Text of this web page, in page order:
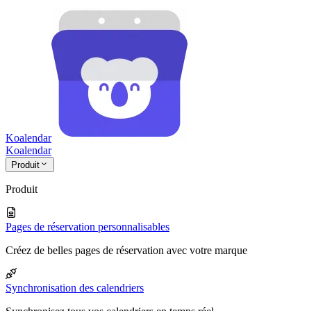
Koalendar
Koalendar
Produit
Produit
Pages de réservation personnalisables
Créez de belles pages de réservation avec votre marque
Synchronisation des calendriers